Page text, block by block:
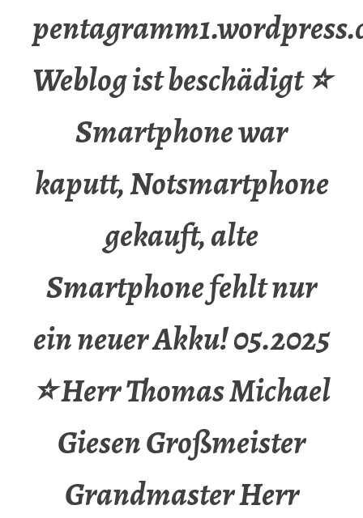
Weblog ist beschädigt ⭐
Smartphone war
kaputt, Notsmartphone
gekauft, alte
Smartphone fehlt nur
ein neuer Akku! 05.2025
⭐ Herr Thomas Michael
Giesen Großmeister
Grandmaster Herr